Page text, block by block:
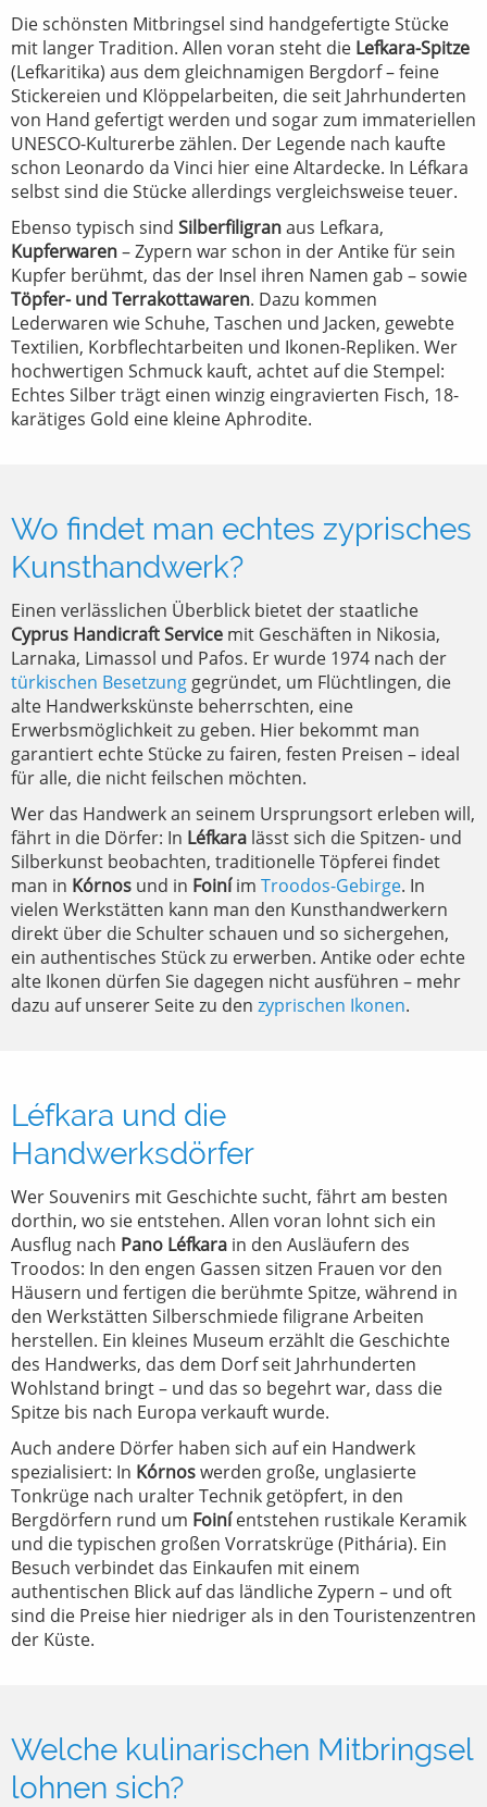
Die schönsten Mitbringsel sind handgefertigte Stücke
mit langer Tradition. Allen voran steht die Lefkara-Spitze
(Lefkaritika) aus dem gleichnamigen Bergdorf – feine
Stickereien und Klöppelarbeiten, die seit Jahrhunderten
von Hand gefertigt werden und sogar zum immateriellen
UNESCO-Kulturerbe zählen. Der Legende nach kaufte
schon Leonardo da Vinci hier eine Altardecke. In Léfkara
selbst sind die Stücke allerdings vergleichsweise teuer.
Ebenso typisch sind Silberfiligranaus Lefkara,
Kupferwaren– Zypern war schon in der Antike für sein
Kupfer berühmt, das der Insel ihren Namen gab – sowie
Töpfer- und Terrakottawaren. Dazu kommen
Lederwaren wie Schuhe, Taschen und Jacken, gewebte
Textilien, Korbflechtarbeiten und Ikonen-Repliken. Wer
hochwertigen Schmuck kauft, achtet auf die Stempel:
Echtes Silber trägt einen winzig eingravierten Fisch, 18-
karätiges Gold eine kleine Aphrodite.
Wo findet man echtes zyprisches
Kunsthandwerk?
Einen verlässlichen Überblick bietet der staatliche
Cyprus Handicraft Service mit Geschäften in Nikosia,
Larnaka, Limassol und Pafos. Er wurde 1974 nach der
türkischen Besetzung gegründet, um Flüchtlingen, die
alte Handwerkskünste beherrschten, eine
Erwerbsmöglichkeit zu geben. Hier bekommt man
garantiert echte Stücke zu fairen, festen Preisen – ideal
für alle, die nicht feilschen möchten.
Wer das Handwerk an seinem Ursprungsort erleben will,
fährt in die Dörfer: In Léfkara lässt sich die Spitzen- und
Silberkunst beobachten, traditionelle Töpferei findet
man in Kórnos und in Foiníim Troodos-Gebirge. In
vielen Werkstätten kann man den Kunsthandwerkern
direkt über die Schulter schauen und so sichergehen,
ein authentisches Stück zu erwerben. Antike oder echte
alte Ikonen dürfen Sie dagegen nicht ausführen – mehr
dazu auf unserer Seite zu den zyprischen Ikonen.
Léfkara und die
Handwerksdörfer
Wer Souvenirs mit Geschichte sucht, fährt am besten
dorthin, wo sie entstehen. Allen voran lohnt sich ein
Ausflug nach Pano Léfkara in den Ausläufern des
Troodos: In den engen Gassen sitzen Frauen vor den
Häusern und fertigen die berühmte Spitze, während in
den Werkstätten Silberschmiede filigrane Arbeiten
herstellen. Ein kleines Museum erzählt die Geschichte
des Handwerks, das dem Dorf seit Jahrhunderten
Wohlstand bringt – und das so begehrt war, dass die
Spitze bis nach Europa verkauft wurde.
Auch andere Dörfer haben sich auf ein Handwerk
spezialisiert: In Kórnoswerden große, unglasierte
Tonkrüge nach uralter Technik getöpfert, in den
Bergdörfern rund um Foiníentstehen rustikale Keramik
und die typischen großen Vorratskrüge (Pithária). Ein
Besuch verbindet das Einkaufen mit einem
authentischen Blick auf das ländliche Zypern – und oft
sind die Preise hier niedriger als in den Touristenzentren
der Küste.
Welche kulinarischen Mitbringsel
lohnen sich?